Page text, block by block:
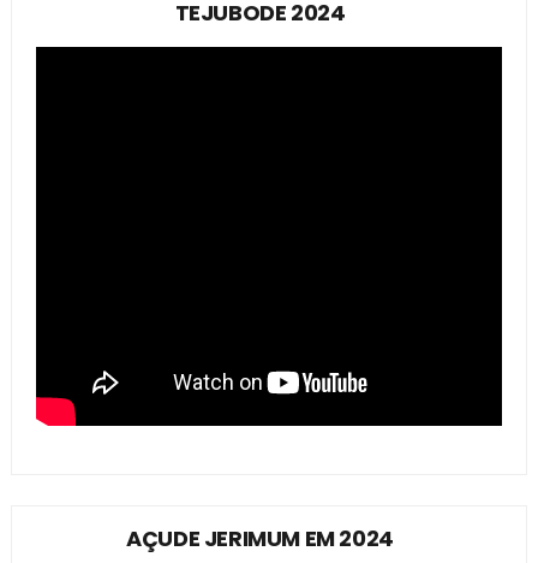
TEJUBODE 2024
AÇUDE JERIMUM EM 2024